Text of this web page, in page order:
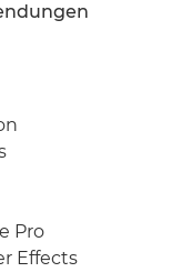
Pro
Effects